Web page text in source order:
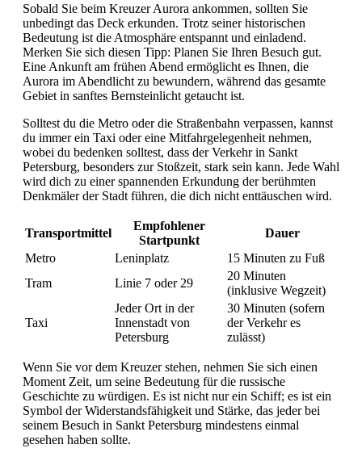
Sobald Sie beim Kreuzer Aurora ankommen, sollten Sie
unbedingt das Deck erkunden. Trotz seiner historischen
Bedeutung ist die Atmosphäre entspannt und einladend.
Merken Sie sich diesen Tipp: Planen Sie Ihren Besuch gut.
Eine Ankunft am frühen Abend ermöglicht es Ihnen, die
Aurora im Abendlicht zu bewundern, während das gesamte
Gebiet in sanftes Bernsteinlicht getaucht ist.
Solltest du die Metro oder die Straßenbahn verpassen, kannst
du immer ein Taxi oder eine Mitfahrgelegenheit nehmen,
wobei du bedenken solltest, dass der Verkehr in Sankt
Petersburg, besonders zur Stoßzeit, stark sein kann. Jede Wahl
wird dich zu einer spannenden Erkundung der berühmten
Denkmäler der Stadt führen, die dich nicht enttäuschen wird.
Transportmittel
Empfohlener
Startpunkt
Dauer
Metro
Leninplatz
15 Minuten zu Fuß
Tram
Linie 7 oder 29
20 Minuten
(inklusive Wegzeit)
Taxi
Jeder Ort in der
Innenstadt von
Petersburg
30 Minuten (sofern
der Verkehr es
zulässt)
Wenn Sie vor dem Kreuzer stehen, nehmen Sie sich einen
Moment Zeit, um seine Bedeutung für die russische
Geschichte zu würdigen. Es ist nicht nur ein Schiff; es ist ein
Symbol der Widerstandsfähigkeit und Stärke, das jeder bei
seinem Besuch in Sankt Petersburg mindestens einmal
gesehen haben sollte.